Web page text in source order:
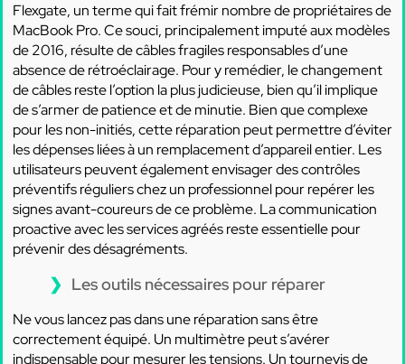
Flexgate, un terme qui fait frémir nombre de propriétaires de
MacBook Pro. Ce souci, principalement imputé aux modèles
de 2016, résulte de câbles fragiles responsables d’une
absence de rétroéclairage. Pour y remédier, le changement
de câbles reste l’option la plus judicieuse, bien qu’il implique
de s’armer de patience et de minutie. Bien que complexe
pour les non-initiés, cette réparation peut permettre d’éviter
les dépenses liées à un remplacement d’appareil entier. Les
utilisateurs peuvent également envisager des contrôles
préventifs réguliers chez un professionnel pour repérer les
signes avant-coureurs de ce problème. La communication
proactive avec les services agréés reste essentielle pour
prévenir des désagréments.
Les outils nécessaires pour réparer
Ne vous lancez pas dans une réparation sans être
correctement équipé. Un multimètre peut s’avérer
indispensable pour mesurer les tensions. Un tournevis de